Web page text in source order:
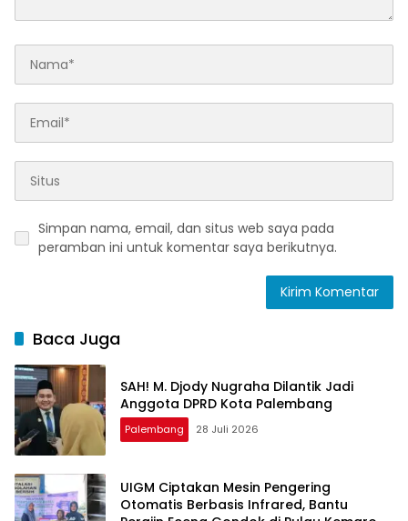
Simpan nama, email, dan situs web saya pada
peramban ini untuk komentar saya berikutnya.
Baca Juga
SAH! M. Djody Nugraha Dilantik Jadi
Anggota DPRD Kota Palembang
Palembang 28 Juli 2026
UIGM Ciptakan Mesin Pengering
Otomatis Berbasis Infrared, Bantu